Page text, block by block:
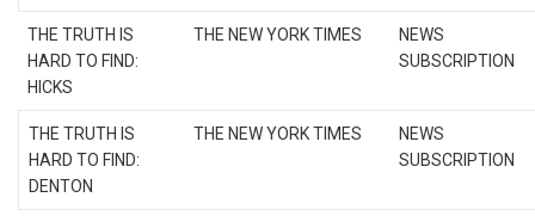
THE TRUTH IS
HARD TO FIND:
HICKS
THE NEW YORK TIMES
NEWS
SUBSCRIPTION
THE TRUTH IS
HARD TO FIND:
DENTON
THE NEW YORK TIMES
NEWS
SUBSCRIPTION